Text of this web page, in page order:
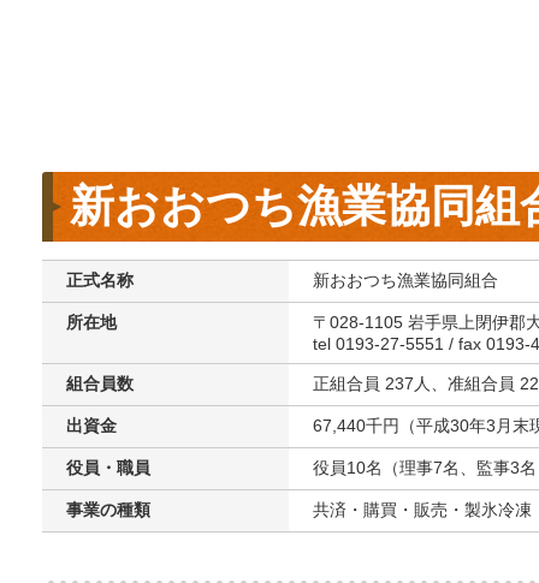
新おおつち漁業協同組
正式名称 新おおつち漁業協同組合
所在地
〒028-1105 岩手県上閉伊郡
tel 0193-27-5551 / fax 0193-
組合員数 正組合員 237人、准組合員
出資金 67,440千円（平成30年3月末
役員・職員 役員10名（理事7名、監事3
事業の種類 共済・購買・販売・製氷冷